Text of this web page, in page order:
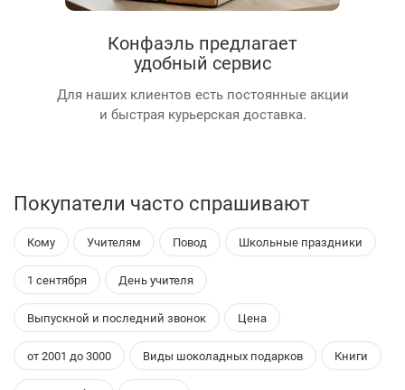
Конфаэль предлагает
удобный сервис
Для наших клиентов есть постоянные акции
и быстрая курьерская доставка.
Покупатели часто спрашивают
Кому Учителям Повод Школьные праздники
1 сентября День учителя
Выпускной и последний звонок Цена
от 2001 до 3000 Виды шоколадных подарков Книги